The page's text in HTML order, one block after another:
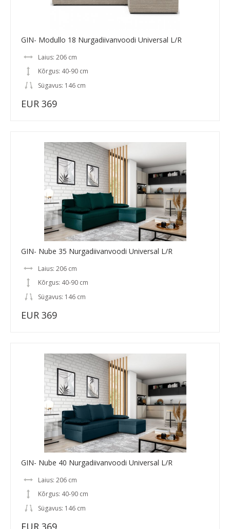
GIN- Modullo 18 Nurgadiivanvoodi Universal L/R
Laius: 206 cm
Kõrgus: 40-90 cm
Sügavus: 146 cm
EUR 369
GIN- Nube 35 Nurgadiivanvoodi Universal L/R
Laius: 206 cm
Kõrgus: 40-90 cm
Sügavus: 146 cm
EUR 369
GIN- Nube 40 Nurgadiivanvoodi Universal L/R
Laius: 206 cm
Kõrgus: 40-90 cm
Sügavus: 146 cm
EUR 369